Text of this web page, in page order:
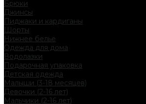
Брюки
Джинсы
Пиджаки и кардиганы
Шорты
Нижнее белье
Одежда для дома
Водолазки
Подарочная упаковка
Детская одежда
Малыши (3-18 месяцев)
Девочки (2-16 лет)
Мальчики (2-16 лет)